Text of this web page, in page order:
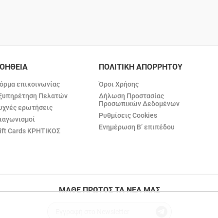
επικοινωνίας
Πελατών
ερωτήσεις
Cards ΚΡΗΤΙΚΟΣ
ΠΟΛΙΤΙΚΗ ΑΠΟΡΡΗΤΟΥ
Όροι Χρήσης
Δήλωση Προστασίας
Προσωπικών Δεδομένων
Ρυθμίσεις Cookies
Ενημέρωση Β’ επιπέδου
ΜΑΘΕ ΠΡΩΤΟΣ ΤΑ ΝΕΑ ΜΑΣ